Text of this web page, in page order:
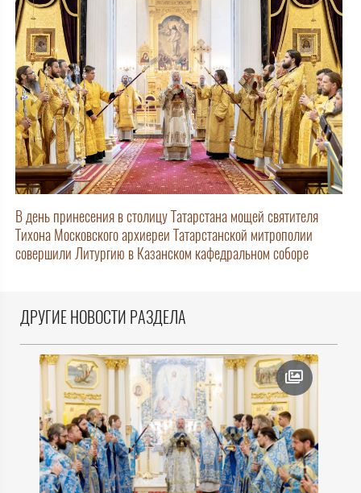
В день принесения в столицу Татарстана мощей святителя
Тихона Московского архиереи Татарстанской митрополии
совершили Литургию в Казанском кафедральном соборе
ДРУГИЕ НОВОСТИ РАЗДЕЛА